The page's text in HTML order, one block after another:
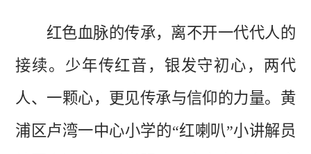
红色血脉的传承，离不开一代代人的
接续。少年传红音，银发守初心，两代
人、一颗心，更见传承与信仰的力量。黄
浦区卢湾一中心小学的“红喇叭”小讲解员